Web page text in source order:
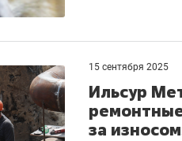
15 сентября 2025
Ильсур
за